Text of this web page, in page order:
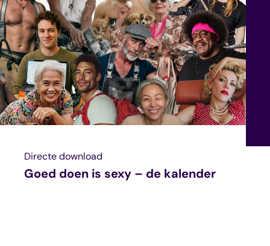
Directe download
Goed doen is sexy – de kalender